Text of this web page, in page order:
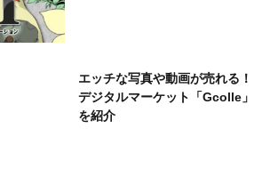
エッチな写真や動画が売れる！
デジタルマーケット「Gcolle」
を紹介